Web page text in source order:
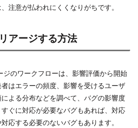
注意が払われにくくなりがちです。
アージする方法
のワークフローは、影響評価から開始
はエラーの頻度、影響を受けるユーザ
よる分布などを調べて、バグの影響度
ぐに対応が必要なバグもあれば、対応
応する必要のないバグもあります。